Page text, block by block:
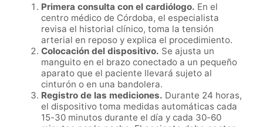
Primera consulta con el cardiólogo. En el
centro médico de Córdoba, el especialista
revisa el historial clínico, toma la tensión
arterial en reposo y explica el procedimiento.
Colocación del dispositivo. Se ajusta un
manguito en el brazo conectado a un pequeño
aparato que el paciente llevará sujeto al
cinturón o en una bandolera.
Registro de las mediciones. Durante 24 horas,
el dispositivo toma medidas automáticas cada
15-30 minutos durante el día y cada 30-60